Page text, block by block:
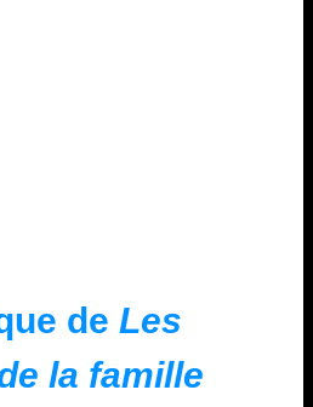
de Les
la famille